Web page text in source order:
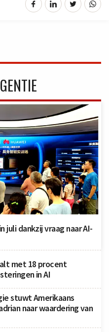
dankzij vraag naar AI-
met 18 procent
in AI
stuwt Amerikaans
naar waardering van